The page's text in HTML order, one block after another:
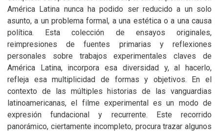
América Latina nunca ha podido ser reducido a un solo
asunto, a un problema formal, a una estética o a una causa
política. Esta colección de ensayos originales,
reimpresiones de fuentes primarias y reflexiones
personales sobre trabajos experimentales claves de
América Latina, incorpora esa diversidad y, ­al hacerlo,
refleja esa multiplicidad de formas y objetivos. En el
contexto de las múltiples historias de las vanguardias
latinoamericanas, el filme experimental es un modo de
expresión fundacional y recurrente. Este recorrido
panorámico, ciertamente incompleto, procura trazar algunos